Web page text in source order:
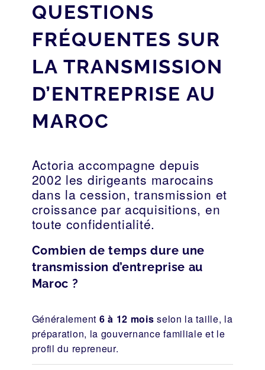
QUESTIONS
FRÉQUENTES SUR
LA TRANSMISSION
D’ENTREPRISE AU
MAROC
Actoria accompagne depuis
2002 les dirigeants marocains
dans la cession, transmission et
croissance par acquisitions, en
toute confidentialité.
Combien de temps dure une
transmission d’entreprise au
Maroc ?
Généralement 6 à 12 mois selon la taille, la
préparation, la gouvernance familiale et le
profil du repreneur.